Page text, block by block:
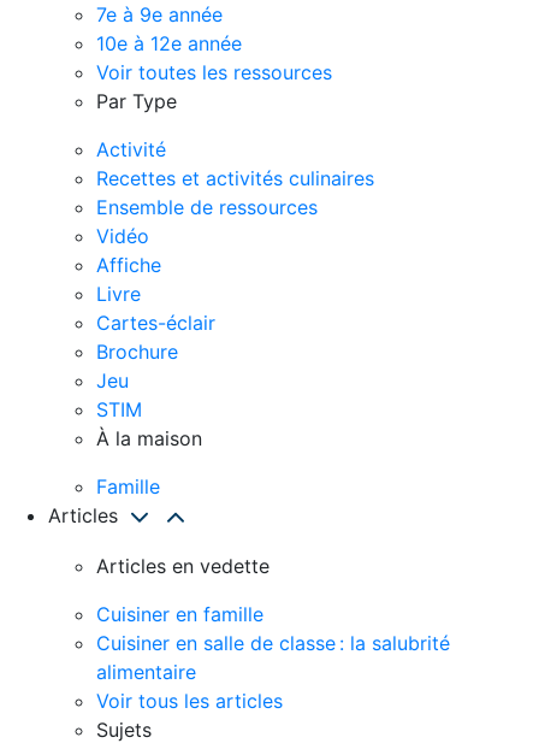
7e à 9e année
10e à 12e année
Voir toutes les ressources
Par Type
Activité
Recettes et activités culinaires
Ensemble de ressources
Vidéo
Affiche
Livre
Cartes-éclair
Brochure
Jeu
STIM
À la maison
Famille
Articles
Articles en vedette
Cuisiner en famille
Cuisiner en salle de classe : la salubrité
alimentaire
Voir tous les articles
Sujets